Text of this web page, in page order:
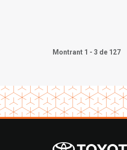
Montrant 1 - 3 de 127